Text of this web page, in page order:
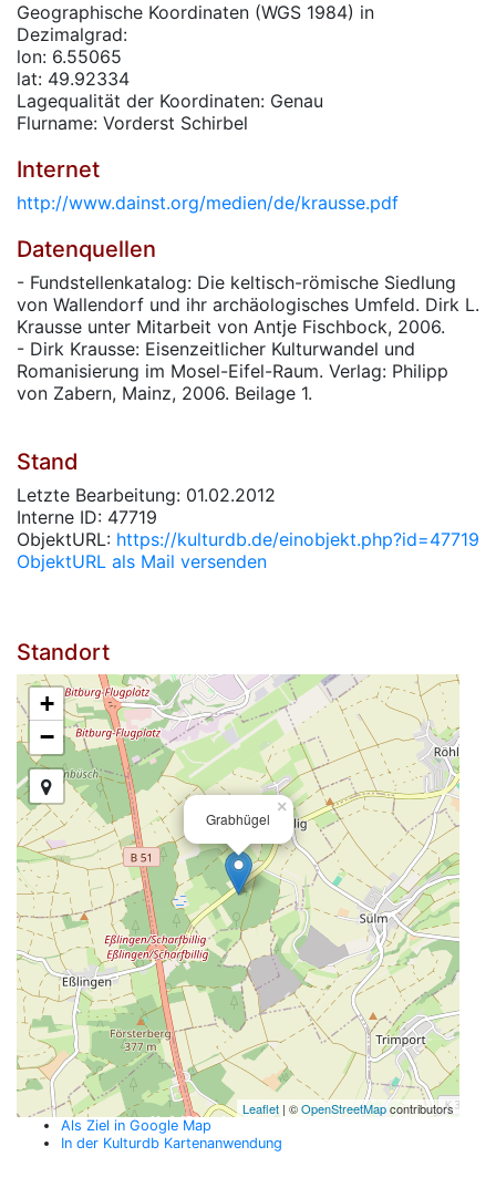
Geographische Koordinaten (WGS 1984) in
Dezimalgrad:
lon: 6.55065
lat: 49.92334
Lagequalität der Koordinaten: Genau
Flurname: Vorderst Schirbel
Internet
http://www.dainst.org/medien/de/krausse.pdf
Datenquellen
- Fundstellenkatalog: Die keltisch-römische Siedlung
von Wallendorf und ihr archäologisches Umfeld. Dirk L.
Krausse unter Mitarbeit von Antje Fischbock, 2006.
- Dirk Krausse: Eisenzeitlicher Kulturwandel und
Romanisierung im Mosel-Eifel-Raum. Verlag: Philipp
von Zabern, Mainz, 2006. Beilage 1.
Stand
Letzte Bearbeitung: 01.02.2012
Interne ID: 47719
ObjektURL: https://kulturdb.de/einobjekt.php?id=47719
ObjektURL als Mail versenden
Standort
Grabhügel
×
+
−
Leaflet | ©OpenStreetMapcontributors
Als Ziel in Google Map
In der Kulturdb Kartenanwendung